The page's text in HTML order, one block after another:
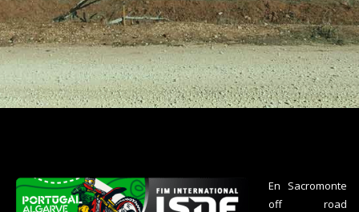
En Sacromonte
off road